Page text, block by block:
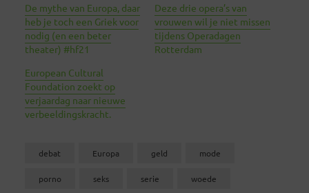
De mythe van Europa, daar
heb je toch een Griek voor
nodig (en een beter
theater) #hf21
Deze drie opera’s van
vrouwen wil je niet missen
tijdens Operadagen
Rotterdam
European Cultural
Foundation zoekt op
verjaardag naar nieuwe
verbeeldingskracht.
debat Europa geld mode
porno seks serie woede